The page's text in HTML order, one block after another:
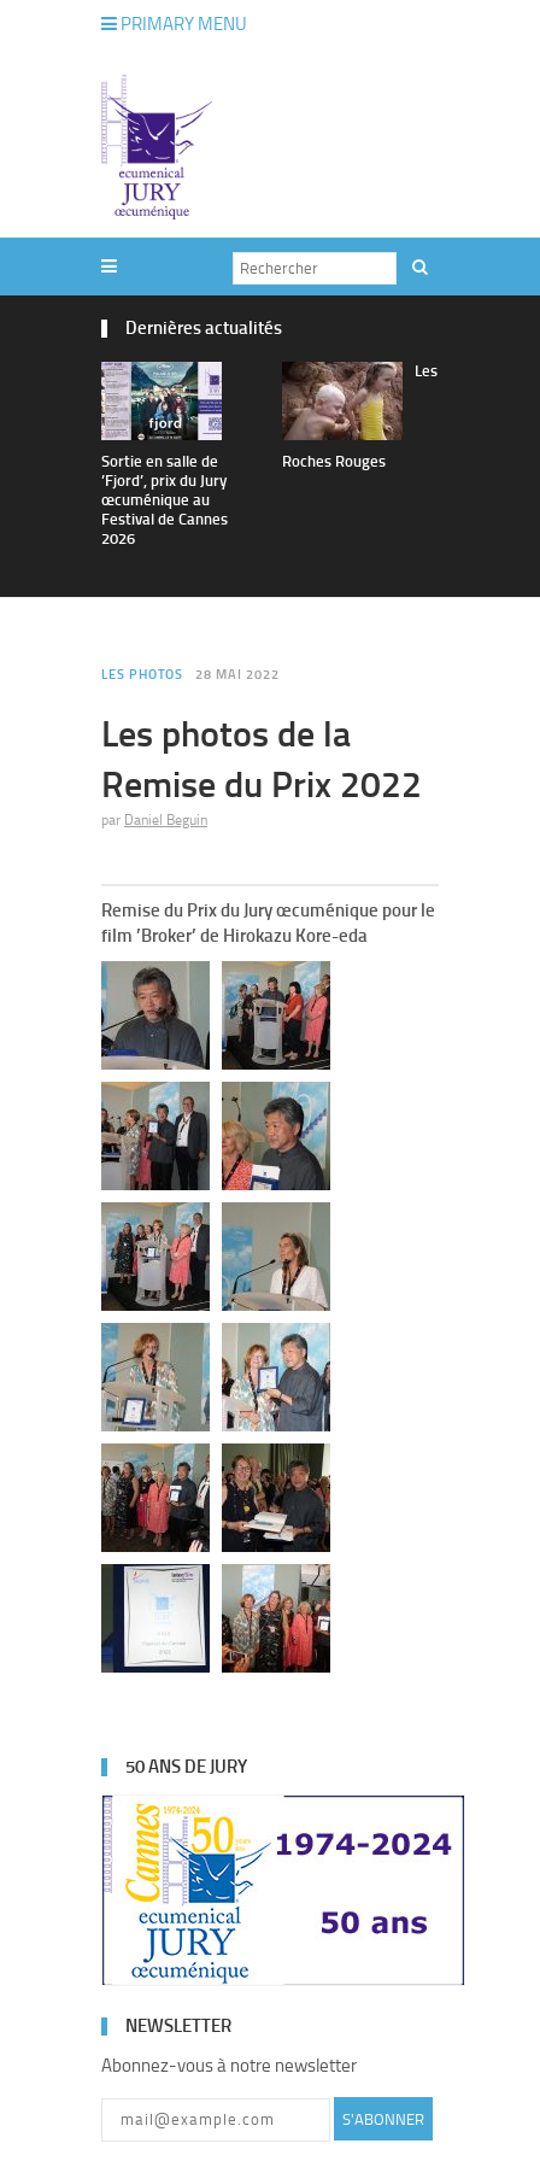
PRIMARY MENU
Dernières actualités
Sortie en salle de
’Fjord’, prix du Jury
œcuménique au
Festival de Cannes
2026
Les
Roches Rouges
LES PHOTOS 28 MAI 2022
Les photos de la
Remise du Prix 2022
par Daniel Beguin
Remise du Prix du Jury œcuménique pour le
film ’Broker’ de Hirokazu Kore-eda
50 ANS DE JURY
NEWSLETTER
Abonnez-vous à notre newsletter
S'ABONNER